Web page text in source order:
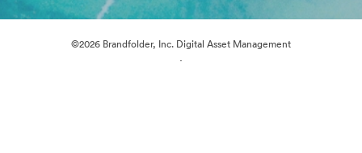
©2026 Brandfolder, Inc. Digital Asset Management
·